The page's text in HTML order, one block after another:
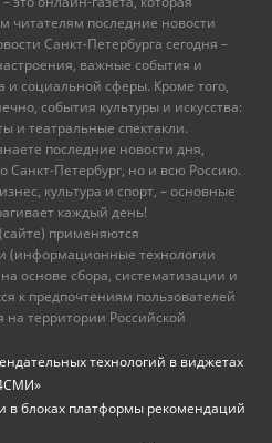
читателям последние новости
Санкт-Петербурга сегодня –
важные события и
и социальной сферы. Кроме того,
события культуры и искусства:
и театральные спектакли.
последние новости дня,
Санкт-Петербург, но и всю Россию.
культура и спорт, – основные
каждый день!
применяются
(информационные технологии
основе сбора, систематизации и
к предпочтениям пользователей
на территории Российской
технологий в виджетах
в блоках платформы рекомендаций